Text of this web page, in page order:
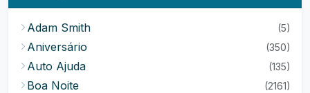
Adam Smith (5)
Aniversário (350)
Auto Ajuda (135)
Boa Noite (2161)